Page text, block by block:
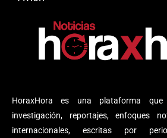
HoraxHora es una plataforma
investigación, reportajes, enfoques
internacionales, escritas por